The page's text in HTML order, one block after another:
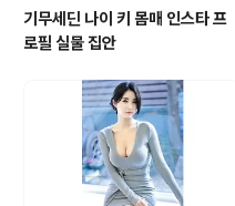
기무세딘 나이 키 몸매 인스타 프
로필 실물 집안